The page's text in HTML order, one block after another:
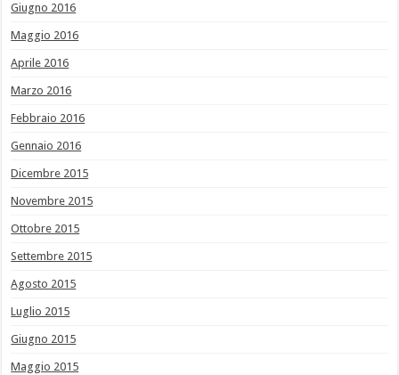
Giugno 2016
Maggio 2016
Aprile 2016
Marzo 2016
Febbraio 2016
Gennaio 2016
Dicembre 2015
Novembre 2015
Ottobre 2015
Settembre 2015
Agosto 2015
Luglio 2015
Giugno 2015
Maggio 2015